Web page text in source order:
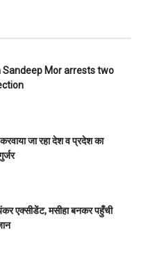
Sandeep Mor arrests two
जा रहा देश व प्रदेश का
एक्सीडेंट, मसीहा बनकर पहुँची